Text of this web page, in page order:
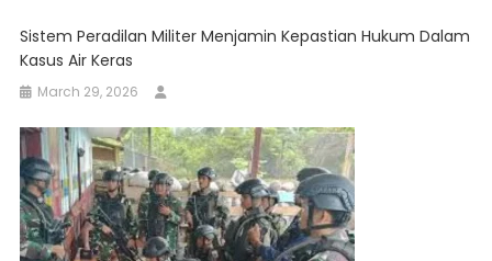
Sistem Peradilan Militer Menjamin Kepastian Hukum Dalam
Kasus Air Keras
March 29, 2026